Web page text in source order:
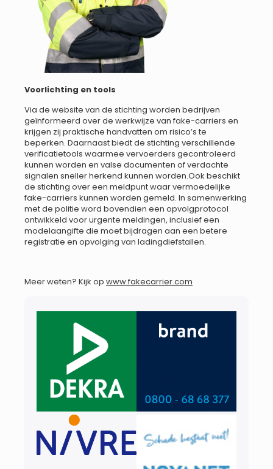
Voorlichting en tools
Via de website van de stichting worden bedrijven
geïnformeerd over de werkwijze van fake-carriers en
krijgen zij praktische handvatten om risico’s te
beperken. Daarnaast biedt de stichting verschillende
verificatietools waarmee vervoerders gecontroleerd
kunnen worden en valse documenten of verdachte
signalen sneller herkend kunnen worden.Ook beschikt
de stichting over een meldpunt waar vermoedelijke
fake-carriers kunnen worden gemeld. In samenwerking
met de politie word bovendien een opvolgprotocol
ontwikkeld voor urgente meldingen, inclusief een
modelaangifte die moet bijdragen aan een betere
registratie en opvolging van ladingdiefstallen.
Meer weten? Kijk op www.fakecarrier.com